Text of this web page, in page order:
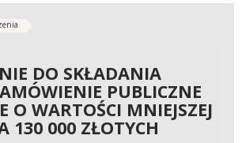
DO SKŁADANIA
PUBLICZNE
O WARTOŚCI MNIEJSZEJ
130 000 ZŁOTYCH